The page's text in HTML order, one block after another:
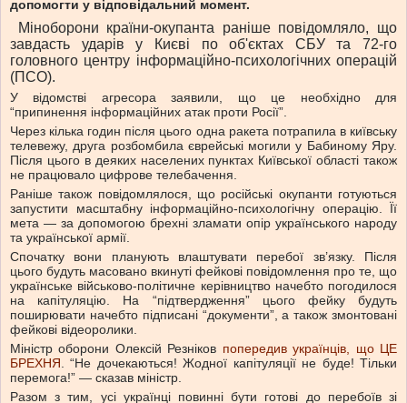
допомогти у відповідальний момент.
Міноборони країни-окупанта раніше повідомляло, що
завдасть ударів у Києві по об'єктах СБУ та 72-го
головного центру інформаційно-психологічних операцій
(ПСО).
У відомстві агресора заявили, що це необхідно для
“припинення інформаційних атак проти Росії”.
Через кілька годин після цього одна ракета потрапила в київську
телевежу, друга розбомбила єврейські могили у Бабиному Яру.
Після цього в деяких населених пунктах Київської області також
не працювало цифрове телебачення.
Раніше також повідомлялося, що російські окупанти готуються
запустити масштабну інформаційно-психологічну операцію. Її
мета — за допомогою брехні зламати опір українського народу
та української армії.
Спочатку вони планують влаштувати перебої зв’язку. Після
цього будуть масовано вкинуті фейкові повідомлення про те, що
українське військово-політичне керівництво начебто погодилося
на капітуляцію. На “підтвердження” цього фейку будуть
поширювати начебто підписані “документи”, а також змонтовані
фейкові відеоролики.
Міністр оборони Олексій Резніков попередив українців, що ЦЕ
БРЕХНЯ. “Не дочекаються! Жодної капітуляції не буде! Тільки
перемога!” — сказав міністр.
Разом з тим, усі українці повинні бути готові до перебоїв зі